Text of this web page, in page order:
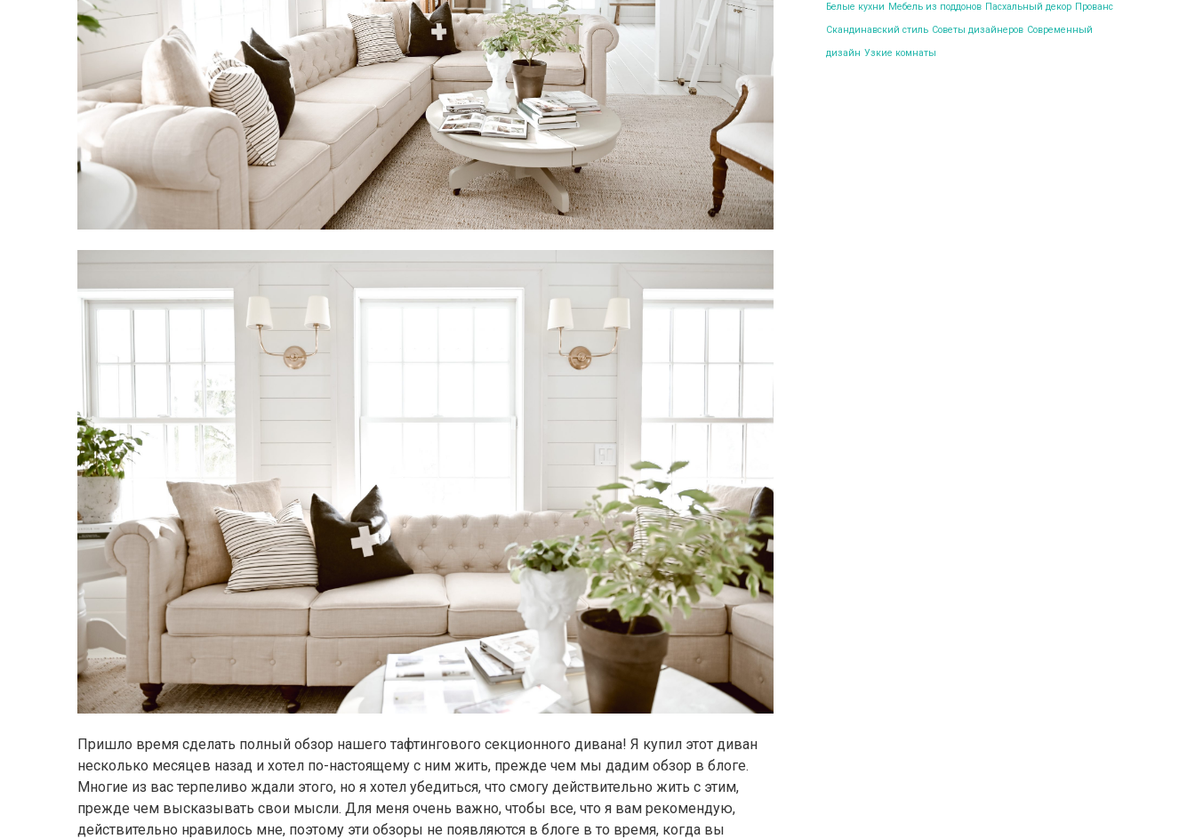
Пришло время сделать полный обзор нашего тафтингового секционного дивана! Я купил этот диван
несколько месяцев назад и хотел по-настоящему с ним жить, прежде чем мы дадим обзор в блоге.
Многие из вас терпеливо ждали этого, но я хотел убедиться, что смогу действительно жить с этим,
прежде чем высказывать свои мысли. Для меня очень важно, чтобы все, что я вам рекомендую,
действительно нравилось мне, поэтому эти обзоры не появляются в блоге в то время, когда вы
Белые кухни Мебель из поддонов Пасхальный декор Прованс
Скандинавский стиль Советы дизайнеров Современный
дизайн Узкие комнаты